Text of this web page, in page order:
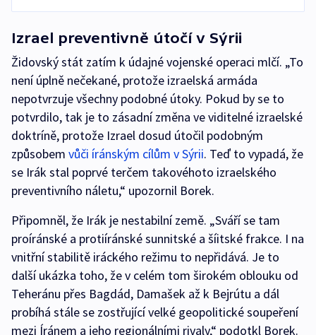
Izrael preventivně útočí v Sýrii
Židovský stát zatím k údajné vojenské operaci mlčí. „To
není úplně nečekané, protože izraelská armáda
nepotvrzuje všechny podobné útoky. Pokud by se to
potvrdilo, tak je to zásadní změna ve viditelné izraelské
doktríně, protože Izrael dosud útočil podobným
způsobem vůči íránským cílům v Sýrii. Teď to vypadá, že
se Irák stal poprvé terčem takovéhoto izraelského
preventivního náletu,“ upozornil Borek.
Připomněl, že Irák je nestabilní země. „Sváří se tam
proíránské a protiíránské sunnitské a šíitské frakce. I na
vnitřní stabilitě iráckého režimu to nepřidává. Je to
další ukázka toho, že v celém tom širokém oblouku od
Teheránu přes Bagdád, Damašek až k Bejrútu a dál
probíhá stále se zostřující velké geopolitické soupeření
mezi Íránem a jeho regionálními rivaly,“ podotkl Borek.